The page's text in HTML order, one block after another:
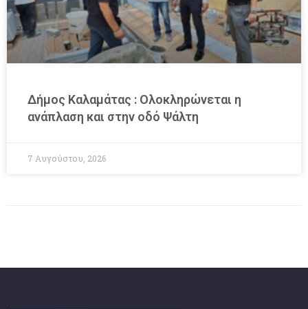
Δήμος Καλαμάτας : Ολοκληρώνεται η
ανάπλαση και στην οδό Ψάλτη
7 Αυγούστου, 2026